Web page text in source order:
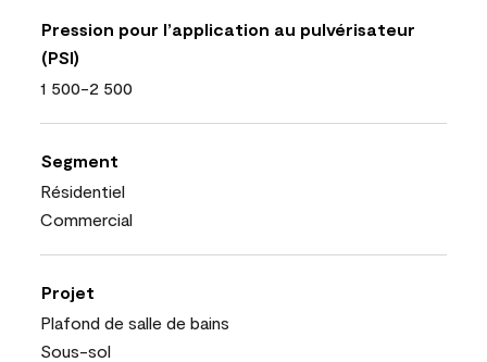
Pression pour l’application au pulvérisateur
(PSI)
1 500-2 500
Segment
Résidentiel
Commercial
Projet
Plafond de salle de bains
Sous-sol